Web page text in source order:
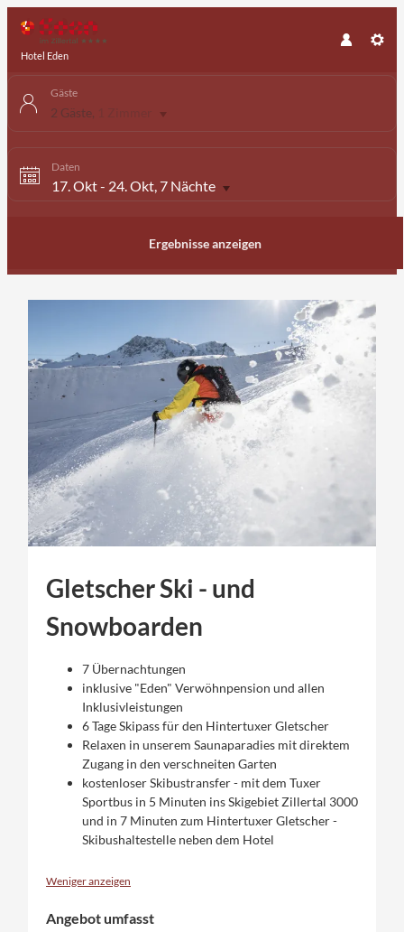
Gäste
2 Gäste,
Daten
17. Okt- 24. Okt , 7 Nächte
Ergebnisse anzeigen
Hotel Eden
Gletscher Ski - und
Snowboarden
7 Übernachtungen
inklusive "Eden" Verwöhnpension und allen
Inklusivleistungen
6 Tage Skipass für den Hintertuxer Gletscher
Relaxen in unserem Saunaparadies mit direktem
Zugang in den verschneiten Garten
kostenloser Skibustransfer - mit dem Tuxer
Sportbus in 5 Minuten ins Skigebiet Zillertal 3000
und in 7 Minuten zum Hintertuxer Gletscher -
Skibushaltestelle neben dem Hotel
Weniger anzeigen
Angebot umfasst